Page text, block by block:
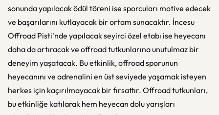
sonunda yapılacak ödül töreni ise sporcuları motive edecek
ve başarılarını kutlayacak bir ortam sunacaktır. İncesu
Offroad Pisti'nde yapılacak seyirci özel etabı ise heyecanı
daha da artıracak ve offroad tutkunlarına unutulmaz bir
deneyim yaşatacak. Bu etkinlik, offroad sporunun
heyecanını ve adrenalini en üst seviyede yaşamak isteyen
herkes için kaçırılmayacak bir fırsattır. Offroad tutkunları,
bu etkinliğe katılarak hem heyecan dolu yarışları